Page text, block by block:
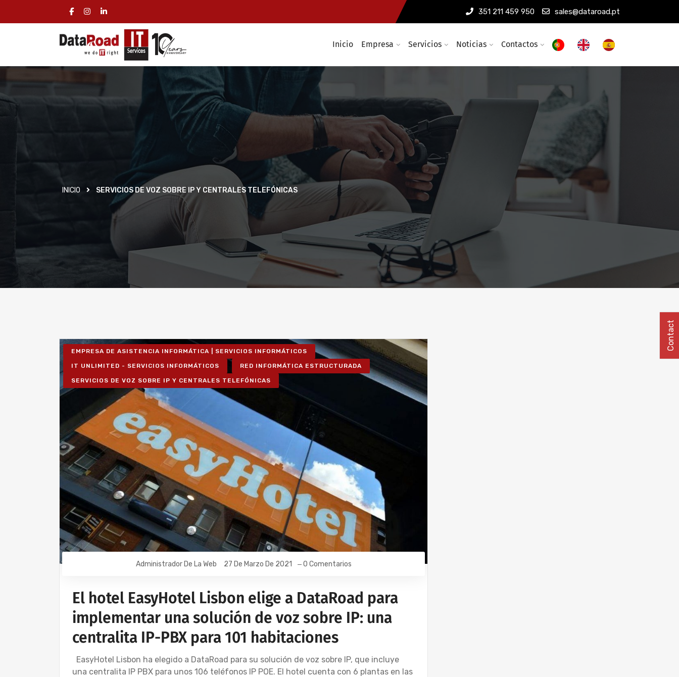
351 211 459 950 sales@dataroad.pt
Inicio Empresa Servicios Noticias Contactos
INICIO SERVICIOS DE VOZ SOBRE IP Y CENTRALES TELEFÓNICAS
EMPRESA DE ASISTENCIA INFORMÁTICA | SERVICIOS INFORMÁTICOS
IT UNLIMITED - SERVICIOS INFORMÁTICOS RED INFORMÁTICA ESTRUCTURADA
SERVICIOS DE VOZ SOBRE IP Y CENTRALES TELEFÓNICAS
Administrador De La Web 27 De Marzo De 2021 0 Comentarios
El hotel EasyHotel Lisbon elige a DataRoad para
implementar una solución de voz sobre IP: una
centralita IP-PBX para 101 habitaciones
EasyHotel Lisbon ha elegido a DataRoad para su solución de voz sobre IP, que incluye
una centralita IP PBX para unos 106 teléfonos IP POE. El hotel cuenta con 6 plantas en las
Contact